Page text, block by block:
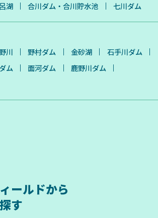
湖 合川ダム・合川貯水池 七川ダム
川 野村ダム 金砂湖
石手川ダム
ム 面河ダム
鹿野川ダム
ールドから
す